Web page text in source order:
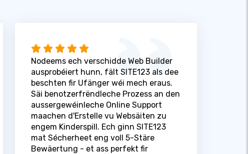
Nodeems ech verschidde Web Builder
ausprobéiert hunn, fält SITE123 als dee
beschten fir Ufänger wéi mech eraus.
Säi benotzerfrëndleche Prozess an den
aussergewéinleche Online Support
maachen d'Erstelle vu Websäiten zu
engem Kinderspill. Ech ginn SITE123
mat Sécherheet eng voll 5-Stäre
Bewäertung - et ass perfekt fir